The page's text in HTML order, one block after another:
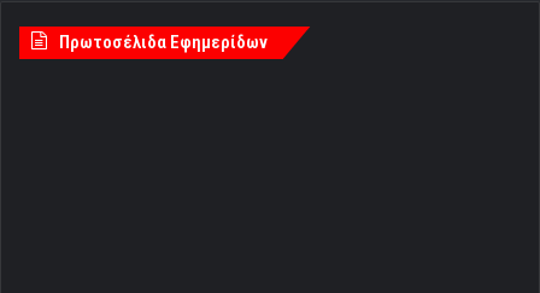
Πρωτοσέλιδα Εφημερίδων